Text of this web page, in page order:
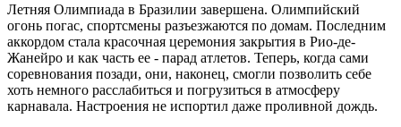
Летняя Олимпиада в Бразилии завершена. Олимпийский
огонь погас, спортсмены разъезжаются по домам. Последним
аккордом стала красочная церемония закрытия в Рио-де-
Жанейро и как часть ее - парад атлетов. Теперь, когда сами
соревнования позади, они, наконец, смогли позволить себе
хоть немного расслабиться и погрузиться в атмосферу
карнавала. Настроения не испортил даже проливной дождь.